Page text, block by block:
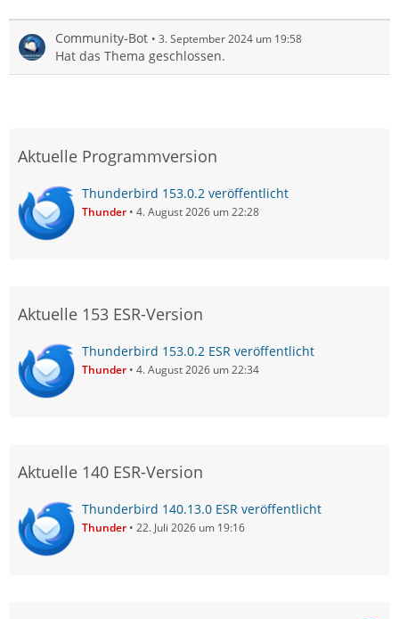
Community-Bot 3. September 2024 um 19:58
Hat das Thema geschlossen.
Aktuelle Programmversion
Thunderbird 153.0.2 veröffentlicht
Thunder 4. August 2026 um 22:28
Aktuelle 153 ESR-Version
Thunderbird 153.0.2 ESR veröffentlicht
Thunder 4. August 2026 um 22:34
Aktuelle 140 ESR-Version
Thunderbird 140.13.0 ESR veröffentlicht
Thunder 22. Juli 2026 um 19:16